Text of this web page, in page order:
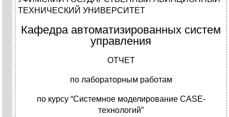
ТЕХНИЧЕСКИЙ УНИВЕРСИТЕТ
Кафедра автоматизированных систем
управления
ОТЧЕТ
по лабораторным работам
по курсу “Системное моделирование CASE-
технологий”